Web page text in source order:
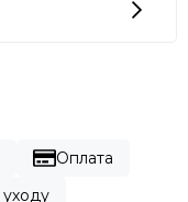
Оплата